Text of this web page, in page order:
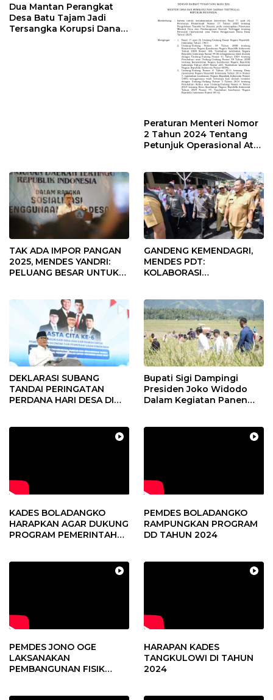
Dua Mantan Perangkat
Desa Batu Tajam Jadi
Tersangka Korupsi Dana
Peraturan Menteri Nomor
2 Tahun 2024 Tentang
Petunjuk Operasional Atas
TAK ADA IMPOR PANGAN
2025, MENDES YANDRI:
PELUANG BESAR UNTUK
GANDENG KEMENDAGRI,
MENDES PDT:
KOLABORASI
DEKLARASI SUBANG
TANDAI PERINGATAN
PERDANA HARI DESA DI
Bupati Sigi Dampingi
Presiden Joko Widodo
Dalam Kegiatan Panen
KADES BOLADANGKO
HARAPKAN AGAR DUKUNG
PROGRAM PEMERINTAH
PEMDES BOLADANGKO
RAMPUNGKAN PROGRAM
DD TAHUN 2024
PEMDES JONO OGE
LAKSANAKAN
PEMBANGUNAN FISIK
HARAPAN KADES
TANGKULOWI DI TAHUN
2024